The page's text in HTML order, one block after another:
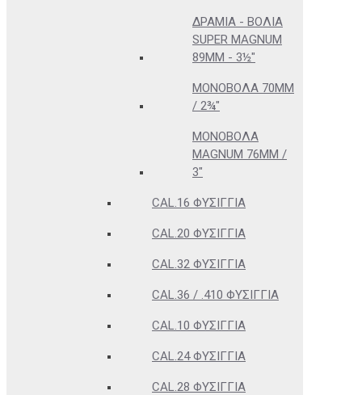
ΔΡΆΜΙΑ - ΒΌΛΙΑ
SUPER MAGNUM
89MM - 3½"
ΜΟΝΌΒΟΛΑ 70MM
/ 2¾"
ΜΟΝΌΒΟΛΑ
MAGNUM 76MM /
3"
CAL.16 ΦΥΣΊΓΓΙΑ
CAL.20 ΦΥΣΊΓΓΙΑ
CAL.32 ΦΥΣΊΓΓΙΑ
CAL.36 / .410 ΦΥΣΊΓΓΙΑ
CAL.10 ΦΥΣΊΓΓΙΑ
CAL.24 ΦΥΣΊΓΓΙΑ
CAL.28 ΦΥΣΊΓΓΙΑ